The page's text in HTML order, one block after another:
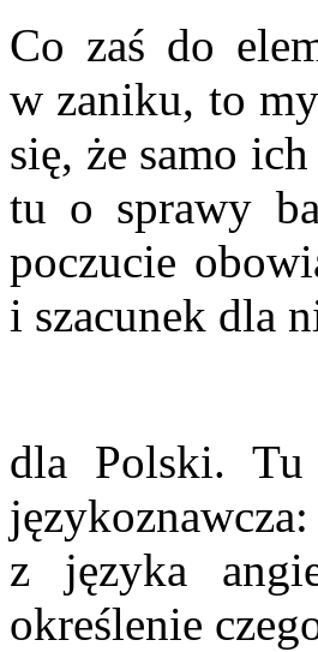
Co zaś do
w zaniku, to
się, że samo
tu o sprawy
poczucie
i szacunek dla
dla Polski. Tu
z języka
określenie